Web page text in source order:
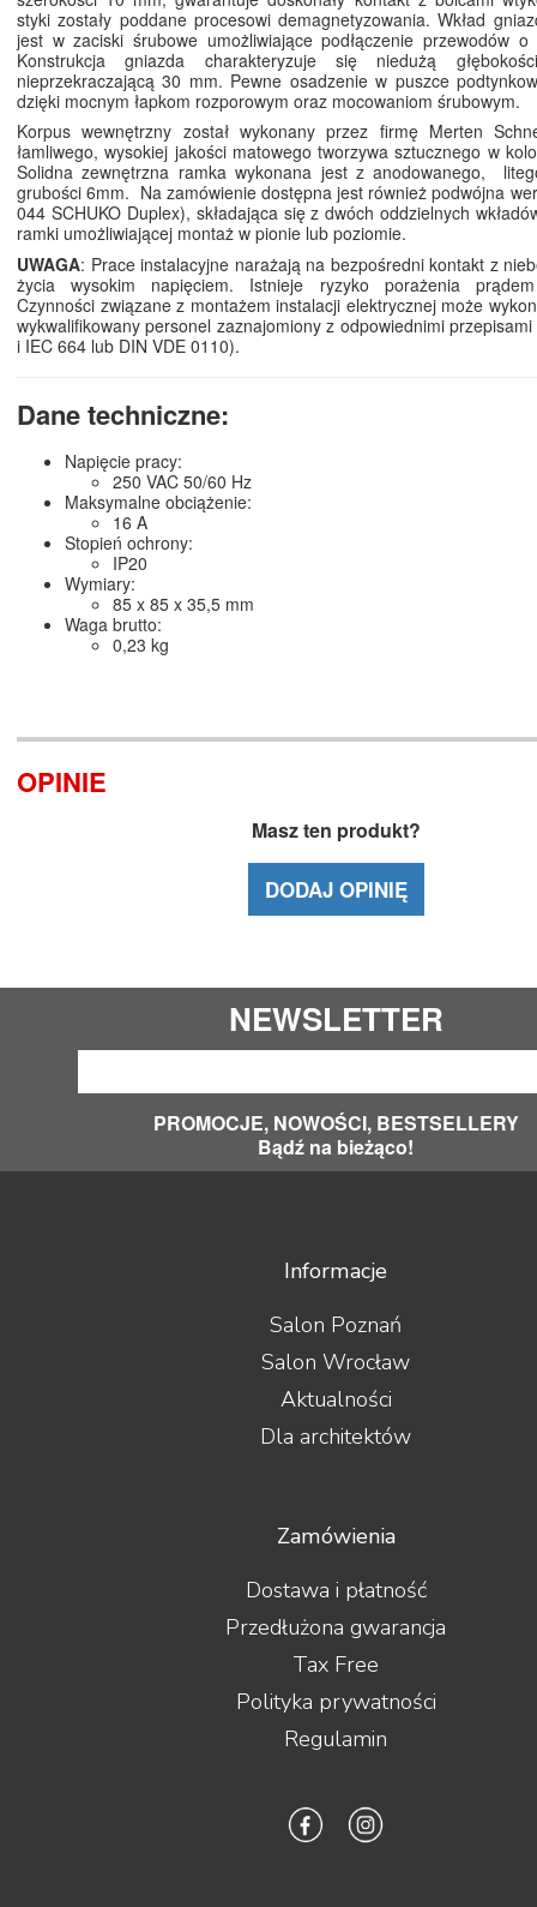
styki zostały poddane procesowi demagnetyzowania. Wkład
jest w zaciski śrubowe umożliwiające podłączenie przewodów o
Konstrukcja gniazda charakteryzuje się niedużą
nieprzekraczającą 30 mm. Pewne osadzenie w puszce
dzięki mocnym łapkom rozporowym oraz mocowaniom śrubowym.
Korpus wewnętrzny został wykonany przez firmę Merten
łamliwego, wysokiej jakości matowego tworzywa sztucznego w
Solidna zewnętrzna ramka wykonana jest z anodowanego,
grubości 6mm. Na zamówienie dostępna jest również podwójna
044 SCHUKO Duplex), składająca się z dwóch oddzielnych
ramki umożliwiającej montaż w pionie lub poziomie.
UWAGA: Prace instalacyjne narażają na bezpośredni kontakt z
życia wysokim napięciem. Istnieje ryzyko porażenia
Czynności związane z montażem instalacji elektrycznej może
wykwalifikowany personel zaznajomiony z odpowiednimi
i IEC 664 lub DIN VDE 0110).
Dane techniczne:
Napięcie pracy:
250 VAC 50/60 Hz
Maksymalne obciążenie:
16 A
Stopień ochrony:
IP20
Wymiary:
85 x 85 x 35,5 mm
Waga brutto:
0,23 kg
OPINIE
Masz ten produkt?
DODAJ OPINIĘ
NEWSLETTER
PROMOCJE, NOWOŚCI, BESTSELLERY
Bądź na bieżąco!
Informacje
Salon Poznań
Salon Wrocław
Aktualności
Dla architektów
Zamówienia
Dostawa i płatność
Przedłużona gwarancja
Tax Free
Polityka prywatności
Regulamin